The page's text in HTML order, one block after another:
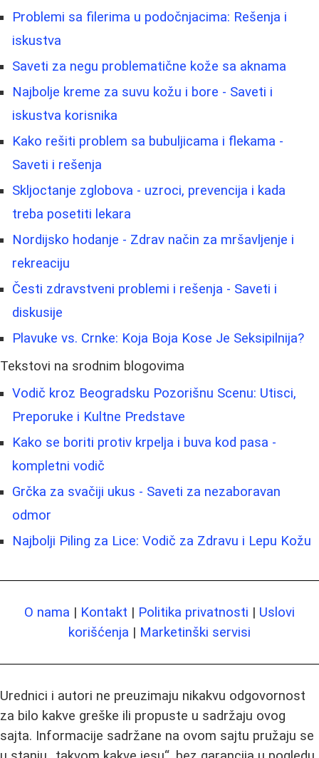
Problemi sa filerima u podočnjacima: Rešenja i
iskustva
Saveti za negu problematične kože sa aknama
Najbolje kreme za suvu kožu i bore - Saveti i
iskustva korisnika
Kako rešiti problem sa bubuljicama i flekama -
Saveti i rešenja
Skljoctanje zglobova - uzroci, prevencija i kada
treba posetiti lekara
Nordijsko hodanje - Zdrav način za mršavljenje i
rekreaciju
Česti zdravstveni problemi i rešenja - Saveti i
diskusije
Plavuke vs. Crnke: Koja Boja Kose Je Seksipilnija?
Tekstovi na srodnim blogovima
Vodič kroz Beogradsku Pozorišnu Scenu: Utisci,
Preporuke i Kultne Predstave
Kako se boriti protiv krpelja i buva kod pasa -
kompletni vodič
Grčka za svačiji ukus - Saveti za nezaboravan
odmor
Najbolji Piling za Lice: Vodič za Zdravu i Lepu Kožu
O nama | Kontakt | Politika privatnosti | Uslovi
korišćenja | Marketinški servisi
Urednici i autori ne preuzimaju nikakvu odgovornost
za bilo kakve greške ili propuste u sadržaju ovog
sajta. Informacije sadržane na ovom sajtu pružaju se